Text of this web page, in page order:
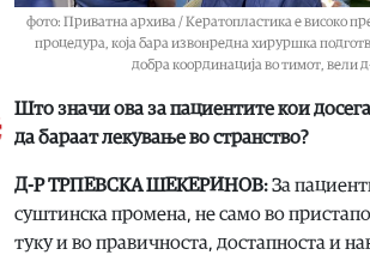
фото: Приватна архива / Кератопластика е високо
процедура, која бара извонредна хируршка
добра координација во тимот, вели
Што значи ова за пациентите кои
да бараат лекување во странство?
Д-Р ТРПЕВСКА ШЕКЕРИНОВ:За
суштинска промена, не само во
туку и во правичноста, достапноста и